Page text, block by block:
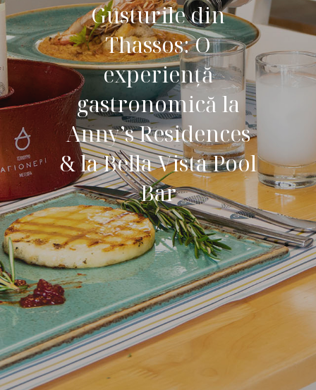
Gusturile din
Thassos: O
experiență
gastronomică la
Anny’s Residences
& la Bella Vista Pool
Bar